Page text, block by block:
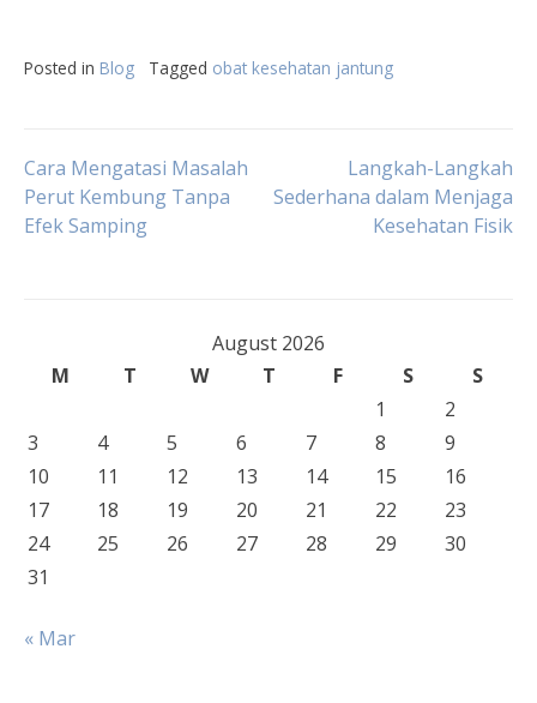
Posted in Blog Tagged obat kesehatan jantung
Post
navigation
Cara Mengatasi Masalah
Perut Kembung Tanpa
Efek Samping
Langkah-Langkah
Sederhana dalam Menjaga
Kesehatan Fisik
August 2026
M
T W T F S
S
1
2
3
4 5 6 7 8
9
10
11 12 13 14 15
16
17
18 19 20 21 22
23
24
25 26 27 28 29
30
31
« Mar